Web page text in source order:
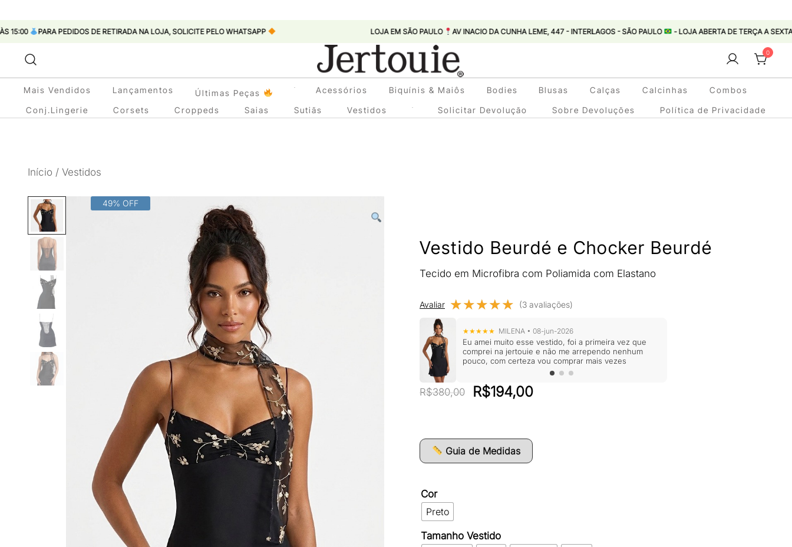
PARA PEDIDOS DE RETIRADA NA LOJA, SOLICITE PELO WHATSAPP LOJA EM SÃO PAULO AV INACIO DA CUNHA LEME, 447 - INTERLAGOS - SÃO PAULO - LOJA ABERTA DE TERÇA A SEXTA 11:00 ÀS
conteúdo
Jertouie
Loja de Roupas Femininas
0
Mais Vendidos Lançamentos Últimas Peças Acessórios Biquínis & Maiôs Bodies Blusas Calças Calcinhas
Combos
Conj.Lingerie
Corsets Croppeds Saias Sutiãs Vestidos Solicitar Devolução Sobre Devoluções Política de Privacidade
Início / Vestidos
49% OFF
Vestido Beurdé e Chocker Beurdé
Tecido em Microfibra com Poliamida com Elastano
Avaliar ★★★★★
★★★★★ (3 avaliações)
★★★★★ MILENA • 08-jun-2026
Eu amei muito esse vestido, foi a primeira vez que
comprei na jertouie e não me arrependo nenhum
pouco, com certeza vou comprar mais vezes
R$380,00
O
era:
R$380,00.
R$194,00O
Guia de Medidas
Cor
Preto
Tamanho Vestido